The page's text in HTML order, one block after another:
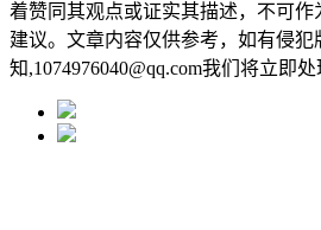
着赞同其观点或证实其描述，不可
建议。文章内容仅供参考，如有侵犯
知,1074976040@qq.com我们将立即处